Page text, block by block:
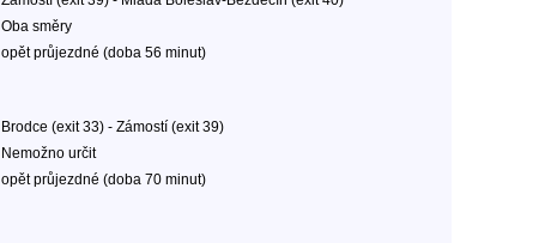
Oba směry
opět průjezdné (doba 56 minut)
Brodce (exit 33) - Zámostí (exit 39)
Nemožno určit
opět průjezdné (doba 70 minut)